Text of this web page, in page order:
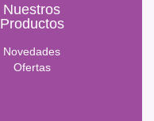
Nuestros
Productos
Novedades
Ofertas